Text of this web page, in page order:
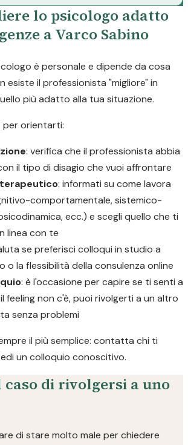
lo psicologo adatto
a Varco Sabino
è personale e dipende da cosa
esiste il professionista "migliore" in
più adatto alla tua situazione.
per orientarti:
: verifica che il professionista abbia
il tipo di disagio che vuoi affrontare
: informati su come lavora
comportamentale, sistemico-
ecc.) e scegli quello che ti
linea con te
se preferisci colloqui in studio a
o la flessibilità della consulenza online
: è l'occasione per capire se ti senti a
feeling non c'è, puoi rivolgerti a un altro
senza problemi
il più semplice: contatta chi ti
un colloquio conoscitivo.
caso di rivolgersi a uno
di stare molto male per chiedere